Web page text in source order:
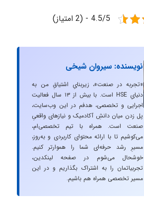
4.5/5 - (2 امتیاز)
نویسنده: سیروان شیخی
«تجربه در صنعت»، زیربنایِ اشتیاقِ من به
دنیایِ HSE است. با بیش از ۱۳ سال فعالیت
اجرایی و تخصصی، هدفم در این وب‌سایت،
پل زدن میان دانشِ آکادمیک و نیازهای واقعیِ
صنعت است. همراه با تیم تخصصی‌ام،
می‌کوشیم تا با ارائه محتوای کاربردی و به‌روز،
مسیرِ رشد حرفه‌ای شما را هموارتر کنیم.
خوشحال می‌شوم در صفحه لینکدین،
تجربیاتمان را به اشتراک بگذاریم و در این
مسیر تخصصی همراه هم باشیم.